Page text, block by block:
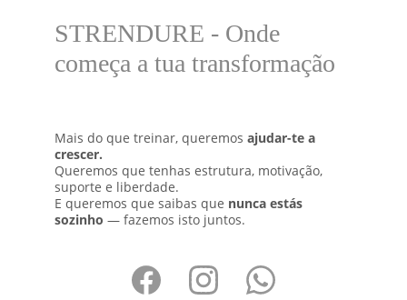
STRENDURE - Onde
começa a tua transformação
Mais do que treinar, queremos ajudar-te a
crescer.
Queremos que tenhas estrutura, motivação,
suporte e liberdade.
E queremos que saibas que nunca estás
sozinho — fazemos isto juntos.